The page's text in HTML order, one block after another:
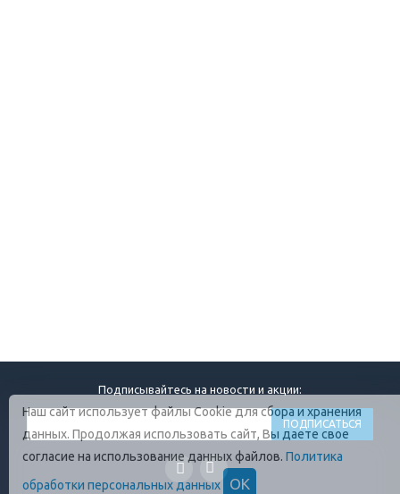
Подписывайтесь на новости и акции:
Наш сайт использует файлы Cookie для сбора и хранения
данных. Продолжая использовать сайт, Вы даете свое
согласие на использование данных файлов. Политика
обработки персональных данных
ОК